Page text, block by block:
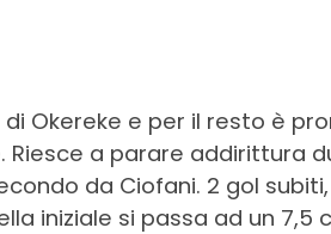
di Okereke e per il resto è
Riesce a parare addirittura
da Ciofani. 2 gol
iniziale si passa ad un